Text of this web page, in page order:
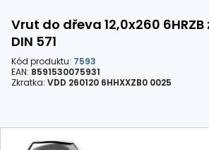
Vrut do dřeva 12,0x260
DIN 571
Kód produktu: 7593
EAN: 8591530075931
Zkratka: VDD 260120 6HHXXZB0 0025